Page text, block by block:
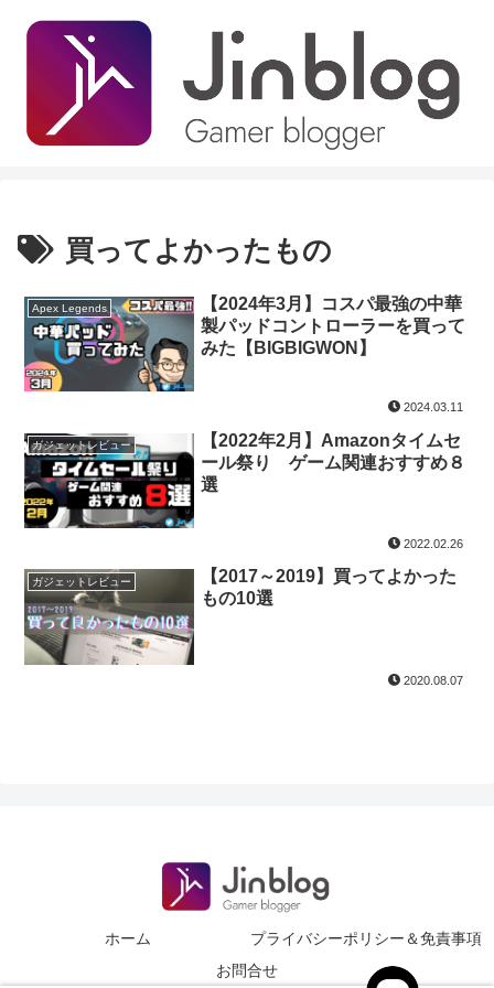
買ってよかったもの
Apex Legends
【2024年3月】コスパ最強の中華
製パッドコントローラーを買って
みた【BIGBIGWON】
2024.03.11
ガジェットレビュー
【2022年2月】Amazonタイムセ
ール祭り ゲーム関連おすすめ８
選
2022.02.26
ガジェットレビュー
【2017～2019】買ってよかった
もの10選
2020.08.07
ホーム
プライバシーポリシー＆免責事項
お問合せ